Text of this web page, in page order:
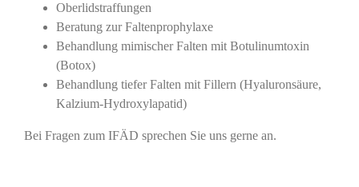
Oberlidstraffungen
Beratung zur Faltenprophylaxe
Behandlung mimischer Falten mit Botulinumtoxin
(Botox)
Behandlung tiefer Falten mit Fillern (Hyaluronsäure,
Kalzium-Hydroxylapatid)
Bei Fragen zum IFÄD sprechen Sie uns gerne an.